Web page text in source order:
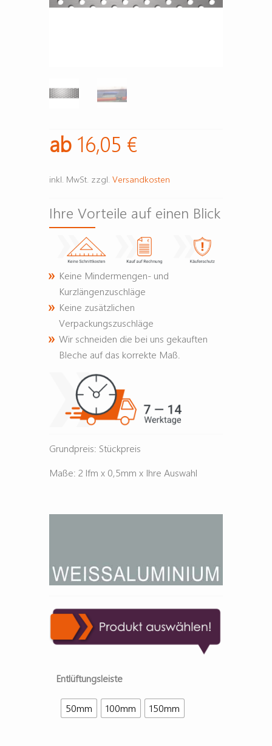
ab 16,05 €
inkl. MwSt. zzgl. Versandkosten
Ihre Vorteile auf einen Blick
Keine Mindermengen- und
Kurzlängenzuschläge
Keine zusätzlichen
Verpackungszuschläge
Wir schneiden die bei uns gekauften
Bleche auf das korrekte Maß.
Grundpreis: Stückpreis
Maße: 2 lfm x 0,5mm x Ihre Auswahl
Entlüftungsleiste
50mm 100mm 150mm